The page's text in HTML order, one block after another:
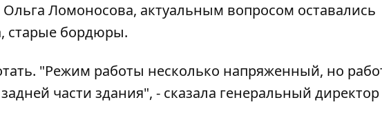
Ломоносова, актуальным вопросом оставались
старые бордюры.
"Режим работы несколько напряженный, но
части здания", - сказала генеральный директор